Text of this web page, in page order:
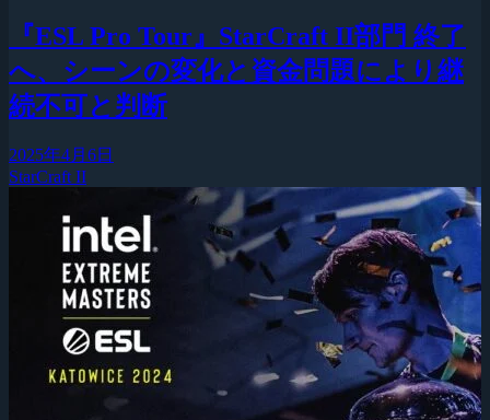
『ESL Pro Tour』StarCraft II部門 終了
へ、シーンの変化と資金問題により継
続不可と判断
2025年4月6日
StarCraft II